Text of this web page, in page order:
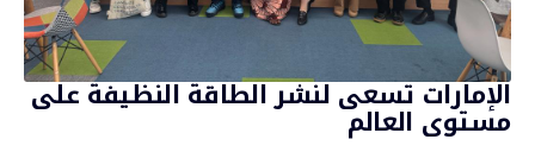
الإمارات تسعى لنشر الطاقة النظيفة على
مستوى العالم